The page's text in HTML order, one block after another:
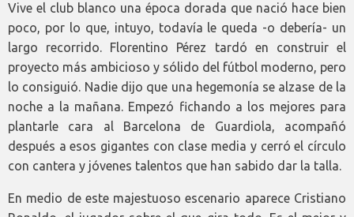
Vive el club blanco una época dorada que nació hace bien
poco, por lo que, intuyo, todavía le queda -o debería- un
largo recorrido. Florentino Pérez tardó en construir el
proyecto más ambicioso y sólido del fútbol moderno, pero
lo consiguió. Nadie dijo que una hegemonía se alzase de la
noche a la mañana. Empezó fichando a los mejores para
plantarle cara al Barcelona de Guardiola, acompañó
después a esos gigantes con clase media y cerró el círculo
con cantera y jóvenes talentos que han sabido dar la talla.
En medio de este majestuoso escenario aparece Cristiano